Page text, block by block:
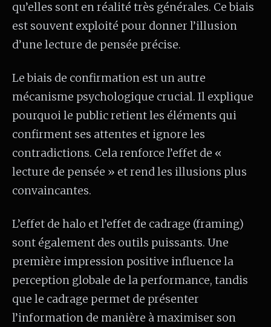
qu’elles sont en réalité très générales. Ce biais
est souvent exploité pour donner l’illusion
d’une lecture de pensée précise.
Le biais de confirmation est un autre
mécanisme psychologique crucial. Il explique
pourquoi le public retient les éléments qui
confirment ses attentes et ignore les
contradictions. Cela renforce l’effet de «
lecture de pensée » et rend les illusions plus
convaincantes.
L’effet de halo et l’effet de cadrage (framing)
sont également des outils puissants. Une
première impression positive influence la
perception globale de la performance, tandis
que le cadrage permet de présenter
l’information de manière à maximiser son